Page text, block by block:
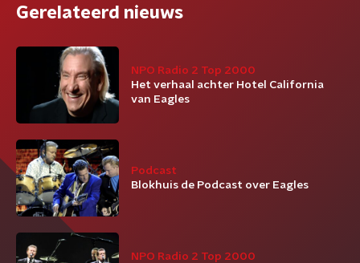
Gerelateerd nieuws
NPO Radio 2 Top 2000
Het verhaal achter Hotel California
van Eagles
Podcast
Blokhuis de Podcast over Eagles
NPO Radio 2 Top 2000